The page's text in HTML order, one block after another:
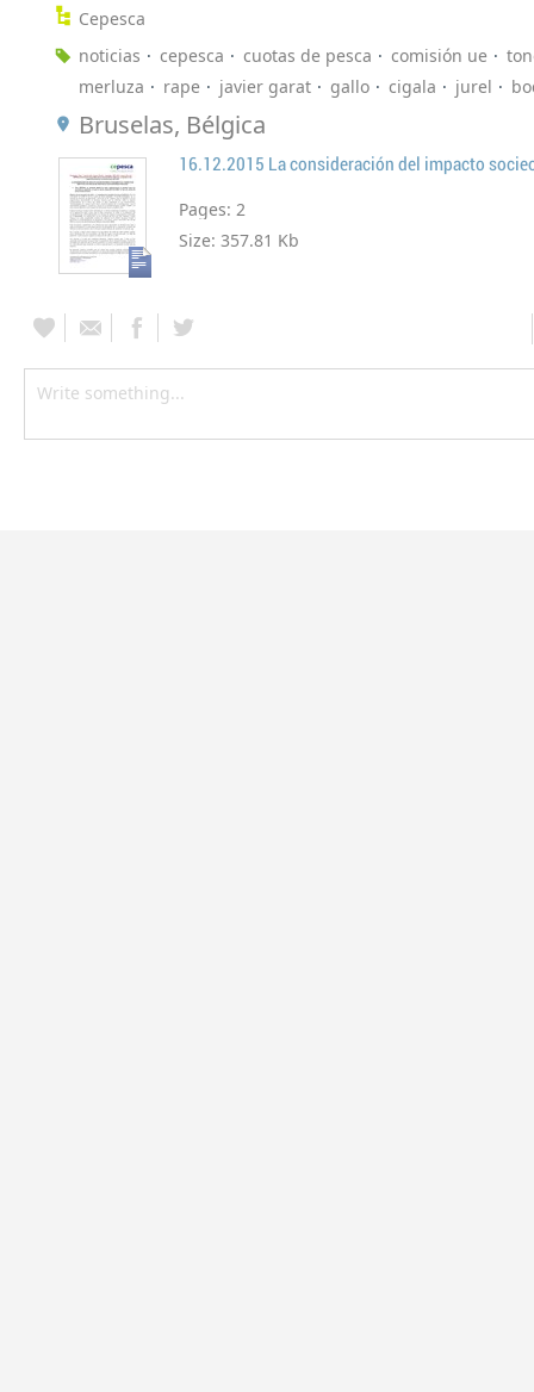
Cepesca
noticias
cepesca cuotas de pesca comisión ue
merluza
rape javier garat gallo cigala jurel
Bruselas, Bélgica
Pages: 2
Size: 357.81 Kb